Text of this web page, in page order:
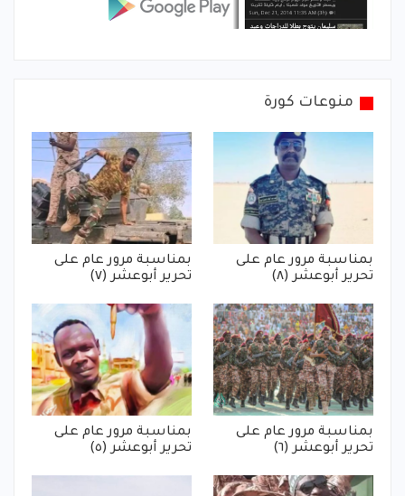
منوعات كورة
بمناسبة مرور عام على
تحرير أبوعشر (٨)
بمناسبة مرور عام على
تحرير أبوعشر (٧)
بمناسبة مرور عام على
تحرير أبوعشر (٦)
بمناسبة مرور عام على
تحرير أبوعشر (٥)